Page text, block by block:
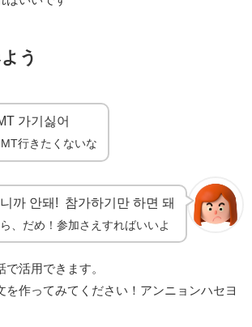
う
가기싫어
行きたくないな
까 안돼! 참가하기만 하면 돼
、だめ！参加さえすればいいよ
活用できます。
を作ってみてください！アンニョンハセヨ